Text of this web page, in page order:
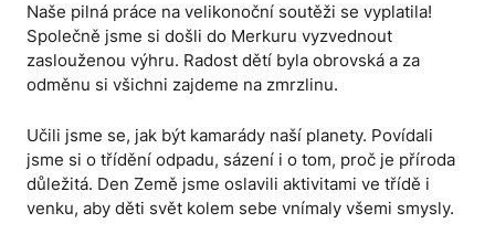
Naše pilná práce na velikonoční soutěži se vyplatila!
Společně jsme si došli do Merkuru vyzvednout
zaslouženou výhru. Radost dětí byla obrovská a za
odměnu si všichni zajdeme na zmrzlinu.
Učili jsme se, jak být kamarády naší planety. Povídali
jsme si o třídění odpadu, sázení i o tom, proč je příroda
důležitá. Den Země jsme oslavili aktivitami ve třídě i
venku, aby děti svět kolem sebe vnímaly všemi smysly.